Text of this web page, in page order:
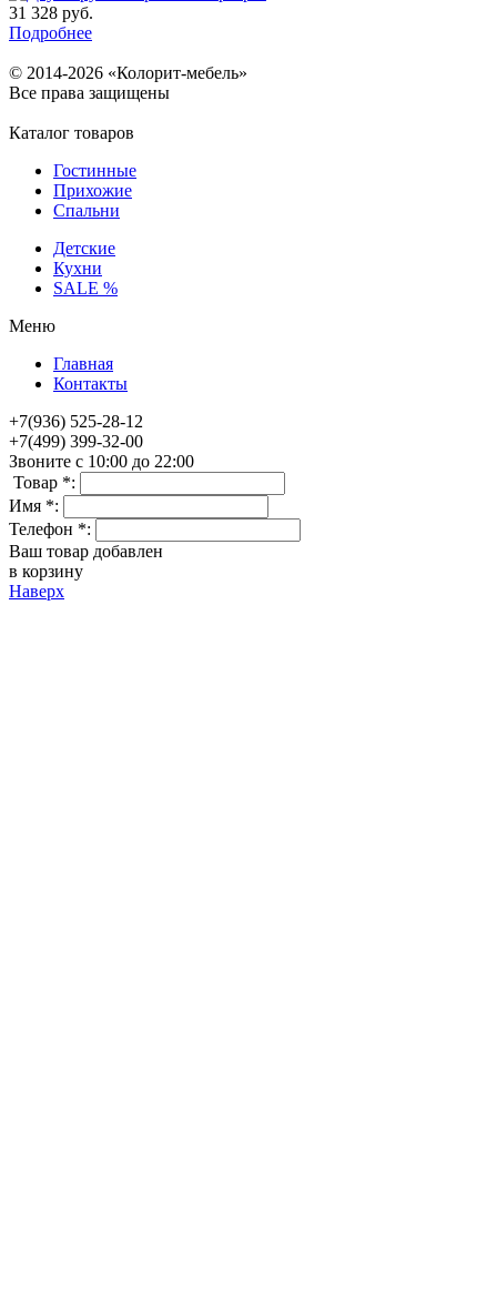
31 328 руб.
Подробнее
© 2014-2026 «Колорит-мебель»
Все права защищены
Каталог товаров
Гостинные
Прихожие
Спальни
Детские
Кухни
SALE %
Меню
Главная
Контакты
+7(936) 525-28-12
+7(499) 399-32-00
Звоните с 10:00 до 22:00
Товар *:
Имя *:
Телефон *:
Ваш товар добавлен
в корзину
Наверх